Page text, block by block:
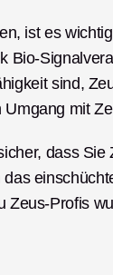
ist es
Bio-
sind,
mit
dass
Zeus-Profis